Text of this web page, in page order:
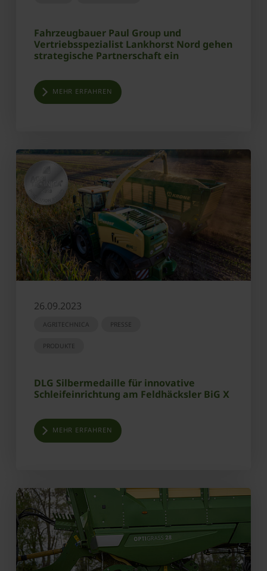
Fahrzeugbauer Paul Group und
Vertriebsspezialist Lankhorst Nord gehen
strategische Partnerschaft ein
MEHR ERFAHREN
26.09.2023
AGRITECHNICA PRESSE
PRODUKTE
DLG Silbermedaille für innovative
Schleifeinrichtung am Feldhäcksler BiG X
MEHR ERFAHREN